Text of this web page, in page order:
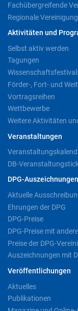
Fachübergreifende
Regionale
Aktivitäten und
Selbst aktiv werden
Tagungen
Förder-, Fort- und
Vortragsreihen
Wettbewerbe
Weitere Aktivitäten
Veranstaltungen
DB-
DPG-Auszeichnungen
Aktuelle
Ehrungen der DPG
DPG-Preise
DPG-Preise mit
Preise der DPG-
Auszeichnungen mit
Veröffentlichungen
Aktuelles
Publikationen